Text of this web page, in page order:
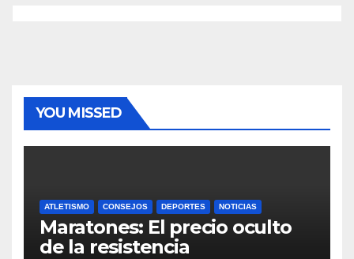
YOU MISSED
ATLETISMO CONSEJOS DEPORTES NOTICIAS
Maratones: El precio oculto
de la resistencia